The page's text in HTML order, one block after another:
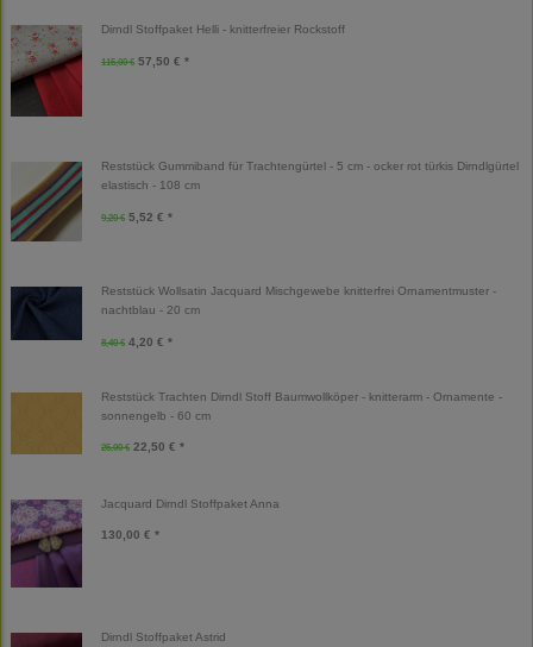
Dirndl Stoffpaket Helli - knitterfreier Rockstoff
115,00 € 57,50 € *
Reststück Gummiband für Trachtengürtel - 5 cm - ocker rot türkis Dirndlgürtel
elastisch - 108 cm
9,20 € 5,52 € *
Reststück Wollsatin Jacquard Mischgewebe knitterfrei Ornamentmuster -
nachtblau - 20 cm
8,40 € 4,20 € *
Reststück Trachten Dirndl Stoff Baumwollköper - knitterarm - Ornamente -
sonnengelb - 60 cm
25,00 € 22,50 € *
Jacquard Dirndl Stoffpaket Anna
130,00 € *
Dirndl Stoffpaket Astrid